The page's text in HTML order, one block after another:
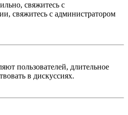
свяжитесь с
свяжитесь с администратором
пользователей, длительное
в дискуссиях.